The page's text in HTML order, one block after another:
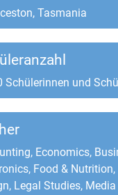
Tasmania
Schülerinnen und
Economics,
Food &
Legal Studies,